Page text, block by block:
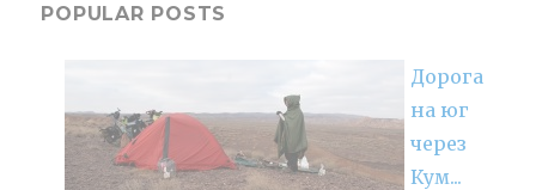
POPULAR POSTS
Дорога
на юг
через
Кум...